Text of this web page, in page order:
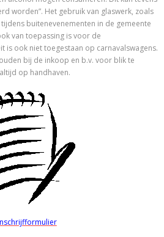
worden”. Het gebruik van glaswerk, zoals
buitenevenementen in de gemeente
van toepassing is voor de
is ook niet toegestaan op carnavalswagens.
bij de inkoop en b.v. voor blik te
op handhaven.